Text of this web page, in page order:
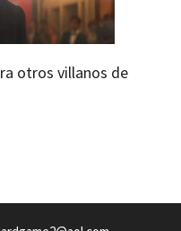
otros villanos de